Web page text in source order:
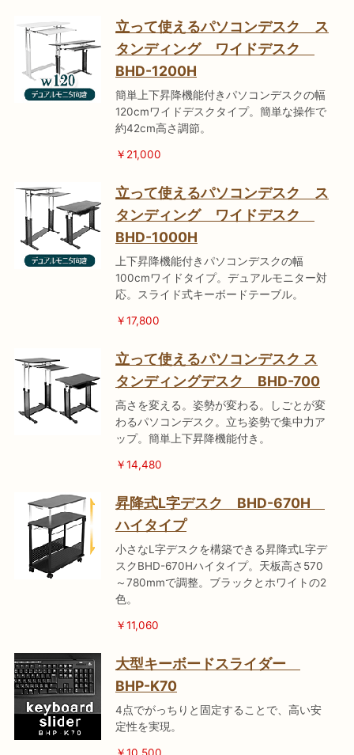
立って使えるパソコンデスク ス
タンディング ワイドデスク
BHD-1200H
簡単上下昇降機能付きパソコンデスクの幅
120cmワイドデスクタイプ。簡単な操作で
約42cm高さ調節。
￥21,000
立って使えるパソコンデスク ス
タンディング ワイドデスク
BHD-1000H
上下昇降機能付きパソコンデスクの幅
100cmワイドタイプ。デュアルモニター対
応。スライド式キーボードテーブル。
￥17,800
立って使えるパソコンデスク ス
タンディングデスク BHD-700
高さを変える。姿勢が変わる。しごとが変
わるパソコンデスク。立ち姿勢で集中力ア
ップ。簡単上下昇降機能付き。
￥14,480
昇降式L字デスク BHD-670H
ハイタイプ
小さなL字デスクを構築できる昇降式L字デ
スクBHD-670Hハイタイプ。天板高さ570
～780mmで調整。ブラックとホワイトの2
色。
￥11,060
大型キーボードスライダー
BHP-K70
4点でがっちりと固定することで、高い安
定性を実現。